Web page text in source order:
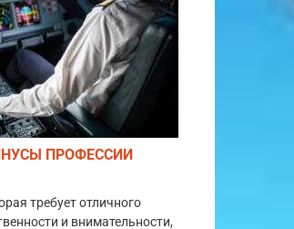
ПРОФЕССИИ
требует отличного
и внимательности,